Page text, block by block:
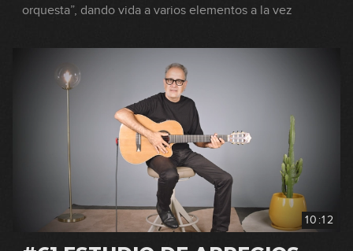
orquesta”, dando vida a varios elementos a la vez
10:12